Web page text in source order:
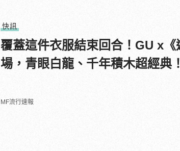
快訊
覆蓋這件衣服結束回合！GU x
場，青眼白龍、千年積木超經典！
MF流行速報